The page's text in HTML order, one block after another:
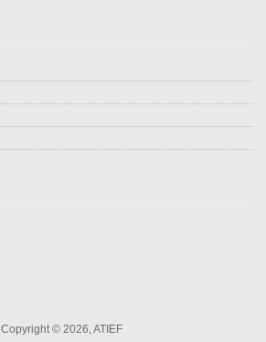
Copyright © 2026, ATIEF